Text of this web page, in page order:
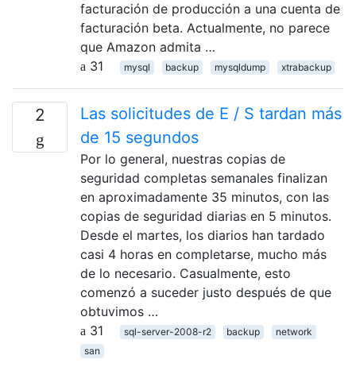
facturación de producción a una cuenta de
facturación beta. Actualmente, no parece
que Amazon admita …
31
mysql backup mysqldump xtrabackup
2
Las solicitudes de E / S tardan más
de 15 segundos
Por lo general, nuestras copias de
seguridad completas semanales finalizan
en aproximadamente 35 minutos, con las
copias de seguridad diarias en 5 minutos.
Desde el martes, los diarios han tardado
casi 4 horas en completarse, mucho más
de lo necesario. Casualmente, esto
comenzó a suceder justo después de que
obtuvimos …
31
sql-server-2008-r2 backup
network
san